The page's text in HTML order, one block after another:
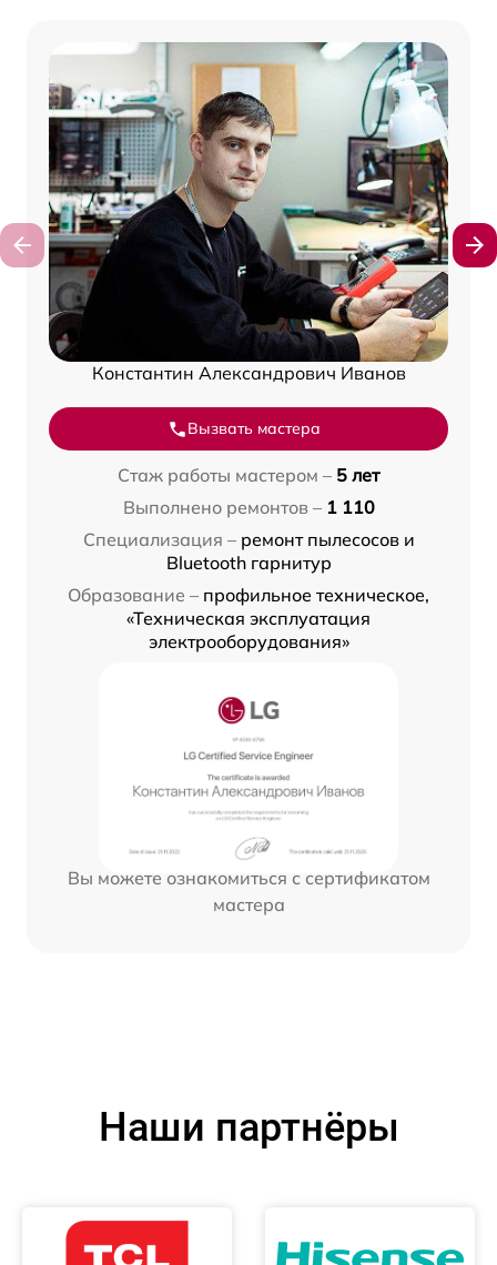
Константин Александрович Иванов
Вызвать мастера
Стаж работы мастером – 5 лет
Выполнено ремонтов – 1 110
Специализация – ремонт пылесосов и
Bluetooth гарнитур
Образование – профильное техническое,
«Техническая эксплуатация
электрооборудования»
Вы можете ознакомиться с сертификатом
мастера
Наши партнёры